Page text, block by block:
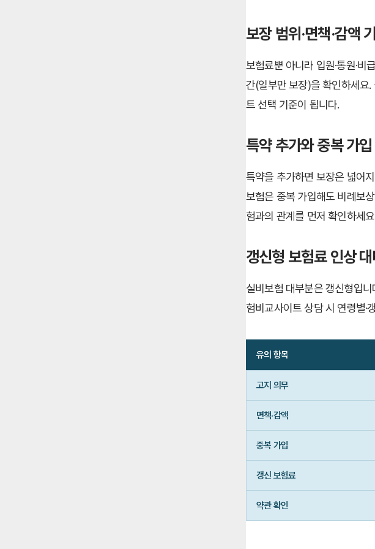
보장 범위·면책·감액
보험료뿐 아니라 입원·통원·
간(일부만 보장)을 확인하세요
트 선택 기준이 됩니다.
특약 추가와 중복 가입
특약을 추가하면 보장은 넓어
보험은 중복 가입해도 비례보
험과의 관계를 먼저 확인하세
갱신형 보험료 인상 대
실비보험 대부분은 갱신형입
험비교사이트 상담 시 연령별·
의
항
유의 항목
고지 의무
면책·감액
중복 가입
갱신 보험료
약관 확인